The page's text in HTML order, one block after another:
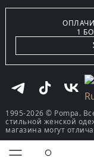
1
1995-2026 © Pompa.
стильной женской
магазина могут